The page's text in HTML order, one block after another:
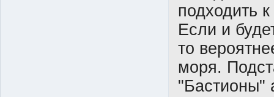
подходить
Если и
то
моря.
"Бастионы"